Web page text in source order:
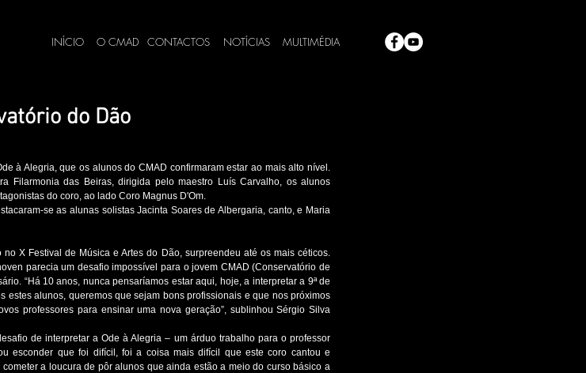
INÍCIO O CMAD CONTACTOS NOTÍCIAS MULTIMÉDIA
do Dão
à Alegria, que os alunos do CMAD confirmaram estar ao mais alto nível.
Filarmonia das Beiras, dirigida pelo maestro Luís Carvalho, os alunos
do coro, ao lado Coro Magnus D'Om.
se as alunas solistas Jacinta Soares de Albergaria, canto, e Maria
X Festival de Música e Artes do Dão, surpreendeu até os mais céticos.
parecia um desafio impossível para o jovem CMAD (Conservatório de
“Há 10 anos, nunca pensaríamos estar aqui, hoje, a interpretar a 9ª de
estes alunos, queremos que sejam bons profissionais e que nos próximos
professores para ensinar uma nova geração”, sublinhou Sérgio Silva
de interpretar a Ode à Alegria – um árduo trabalho para o professor
esconder que foi difícil, foi a coisa mais difícil que este coro cantou e
a loucura de pôr alunos que ainda estão a meio do curso básico a